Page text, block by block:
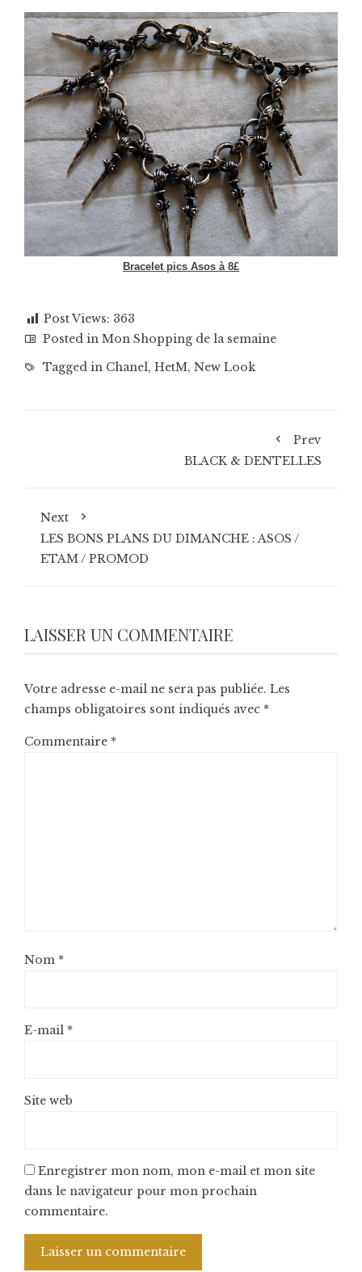
Bracelet pics Asos à 8£
Post Views: 363
Posted in Mon Shopping de la semaine
Tagged in Chanel, HetM, New Look
Prev
BLACK & DENTELLES
Next
LES BONS PLANS DU DIMANCHE : ASOS /
ETAM / PROMOD
LAISSER UN COMMENTAIRE
Votre adresse e-mail ne sera pas publiée. Les
champs obligatoires sont indiqués avec *
Commentaire *
Nom *
E-mail *
Site web
Enregistrer mon nom, mon e-mail et mon site
dans le navigateur pour mon prochain
commentaire.